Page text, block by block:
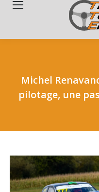
Michel
pilotage, une